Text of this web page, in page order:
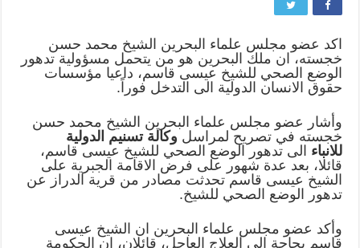
اكد عضو مجلس علماء البحرين الشيخ محمد حسن
خجسته، ان ملك البحرين هو من يتحمل مسؤولية تدهور
الوضع الصحي للشيخ عيسى قاسم، داعيا مؤسسات
حقوق الانسان الدولية الى التدخل فوراً.
وأشار عضو مجلس علماء البحرين الشيخ محمد حسن
خجسته في تصريح لمراسل وكالة تسنيم الدولية
للانباء الى تدهور الوضع الصحي للشيخ عيسى قاسم،
قائلا، بعد عدة شهور على فرض الاقامة الجبرية على
الشيخ عيسى قاسم تحدثت مصادر من قرية الدراز عن
تدهور الوضع الصحي للشيخ.
وأكد عضو مجلس علماء البحرين ان الشيخ عيسى
قاسم بحاجة الى العلاج العاجل، قائلان، ان الحكومة